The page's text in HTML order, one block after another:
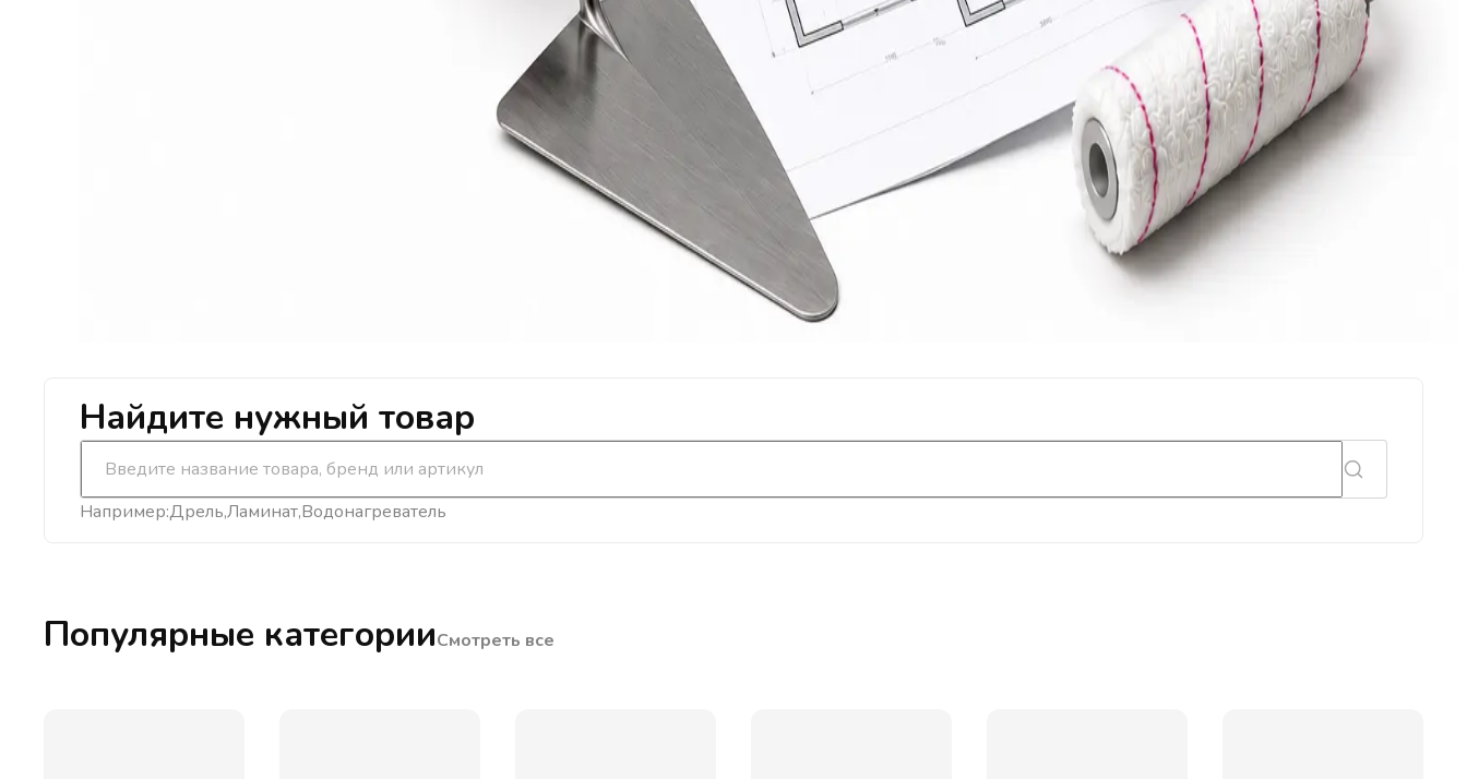
Найдите нужный товар
Например:ДрельЛаминатВодонагреватель
Популярные категорииСмотреть все